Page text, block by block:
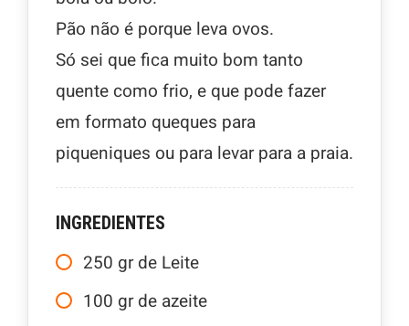
Pão não é porque leva ovos.
Só sei que fica muito bom tanto
quente como frio, e que pode fazer
em formato queques para
piqueniques ou para levar para a praia.
INGREDIENTES
250 gr de Leite
100 gr de azeite